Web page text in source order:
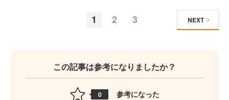
1 2 3 NEXT
この記事は参考になりましたか？
0 参考になった